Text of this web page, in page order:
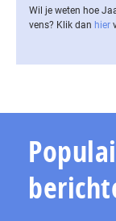
Wil je weten hoe
vens? Klik dan hier